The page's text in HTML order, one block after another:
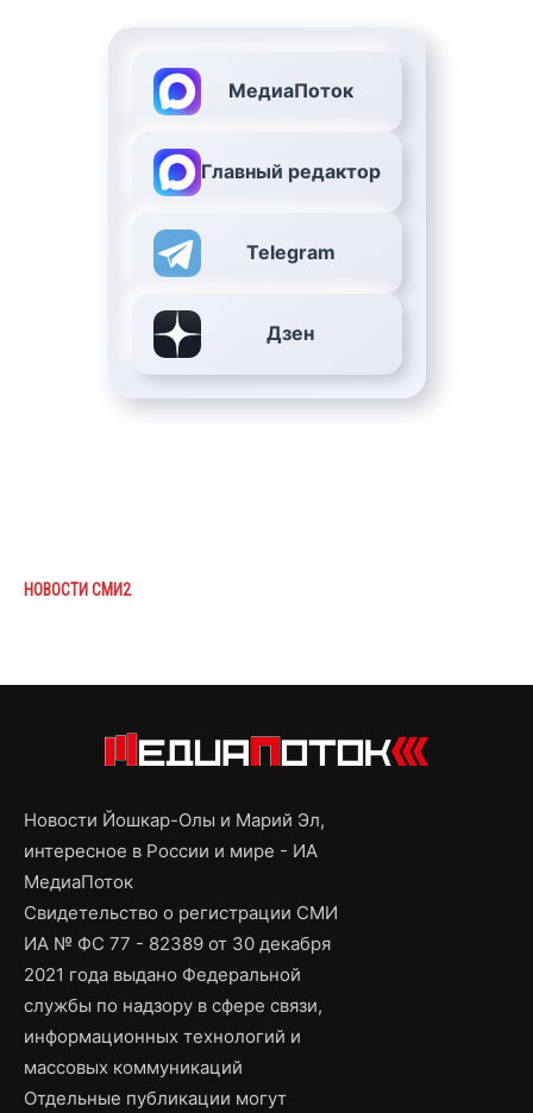
МедиаПоток
Главный редактор
Telegram
Дзен
НОВОСТИ СМИ2
Новости Йошкар-Олы и Марий Эл,
интересное в России и мире - ИА
МедиаПоток
Свидетельство о регистрации СМИ
ИА № ФС 77 - 82389 от 30 декабря
2021 года выдано Федеральной
службы по надзору в сфере связи,
информационных технологий и
массовых коммуникаций
Отдельные публикации могут